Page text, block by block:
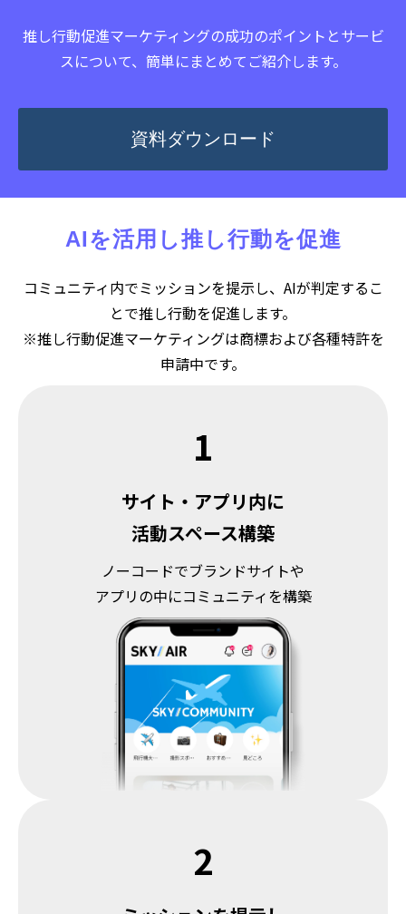
推し行動促進マーケティングの成功のポイントとサービ
スについて、簡単にまとめてご紹介します。
資料ダウンロード
AIを活用し推し行動を促進
コミュニティ内でミッションを提示し、AIが判定するこ
とで推し行動を促進します。
※推し行動促進マーケティングは商標および各種特許を
申請中です。
1
サイト・アプリ内に
活動スペース構築
ノーコードでブランドサイトや
アプリの中にコミュニティを構築
2